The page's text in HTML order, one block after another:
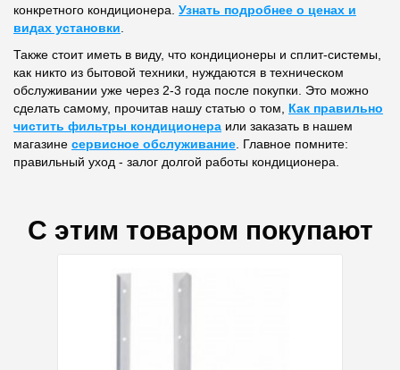
конкретного кондиционера. Узнать подробнее о ценах и
видах установки
Также стоит иметь в виду, что кондиционеры и сплит-системы,
как никто из бытовой техники, нуждаются в техническом
обслуживании уже через 2-3 года после покупки. Это можно
сделать самому, прочитав нашу статью о том, Как правильно
чистить фильтры кондиционера или заказать в нашем
магазине сервисное обслуживание . Главное помните:
правильный уход - залог долгой работы кондиционера.
С этим товаром покупают